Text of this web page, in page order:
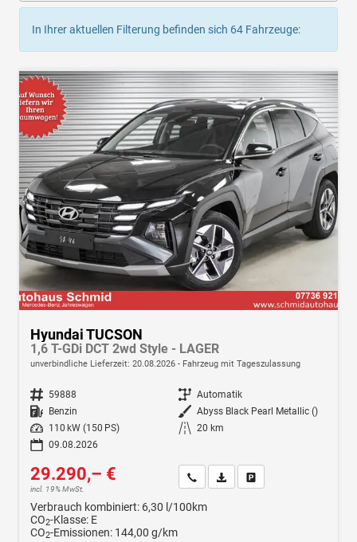
In Ihrer aktuellen Filterung befinden sich 64 Fahrzeuge:
Hyundai TUCSON
1,6 T-GDi DCT 2wd Style - LAGER
unverbindliche Lieferzeit: 20.08.2026 Fahrzeug mit Tageszulassung
Fahrzeugnr. 59888 Getriebe Automatik
Kraftstoff Benzin Außenfarbe Abyss Black Pearl Metallic ()
Leistung
110 kW (150 PS) Kilometerstand 20 km
09.08.2026
29.290,– €
incl. 19% MwSt.
Wir rufen Sie anFahrzeugexposé (PDF)
Verbrauch kombiniert: 6,30 l/100km
CO2-Klasse: E
CO2-Emissionen: 144,00 g/km